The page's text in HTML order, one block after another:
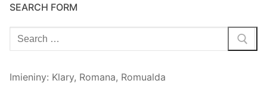
SEARCH FORM
Szukaj:
Imieniny: Klary, Romana, Romualda